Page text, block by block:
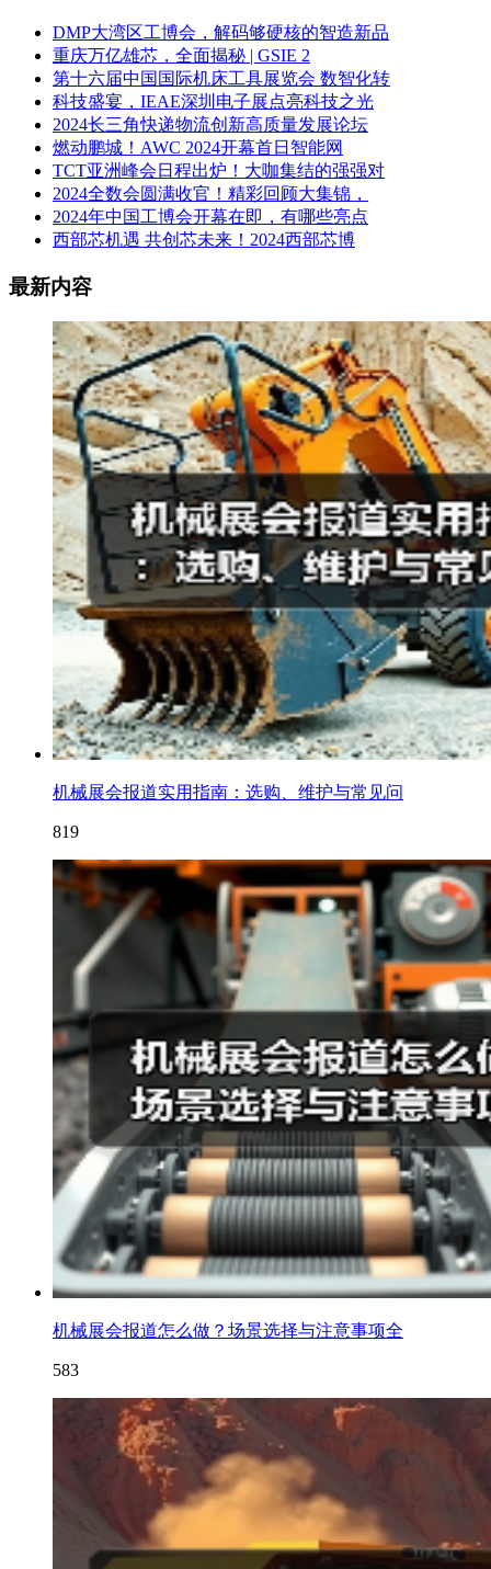
DMP大湾区工博会，解码够硬核的智造新品
重庆万亿雄芯，全面揭秘 | GSIE 2
第十六届中国国际机床工具展览会 数智化转
科技盛宴，IEAE深圳电子展点亮科技之光
2024长三角快递物流创新高质量发展论坛
燃动鹏城！AWC 2024开幕首日智能网
TCT亚洲峰会日程出炉！大咖集结的强强对
2024全数会圆满收官！精彩回顾大集锦，
2024年中国工博会开幕在即，有哪些亮点
西部芯机遇 共创芯未来！2024西部芯博
最新内容
机械展会报道实用指南：选购、维护与常见问
819
机械展会报道怎么做？场景选择与注意事项全
583